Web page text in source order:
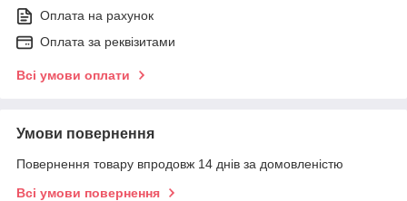
Оплата на рахунок
Оплата за реквізитами
Всі умови оплати
Умови повернення
Повернення товару впродовж 14 днів за домовленістю
Всі умови повернення